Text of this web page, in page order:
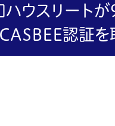
ハウスリート
CASBEE認証を